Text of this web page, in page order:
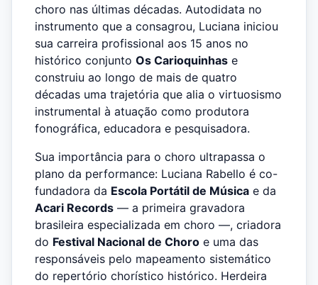
choro nas últimas décadas. Autodidata no
instrumento que a consagrou, Luciana iniciou
sua carreira profissional aos 15 anos no
histórico conjunto Os Carioquinhas e
construiu ao longo de mais de quatro
décadas uma trajetória que alia o virtuosismo
instrumental à atuação como produtora
fonográfica, educadora e pesquisadora.
Sua importância para o choro ultrapassa o
plano da performance: Luciana Rabello é co-
fundadora da Escola Portátil de Música e da
Acari Records — a primeira gravadora
brasileira especializada em choro —, criadora
do Festival Nacional de Choro e uma das
responsáveis pelo mapeamento sistemático
do repertório chorístico histórico. Herdeira